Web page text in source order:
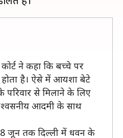
ने कहा कि बच्चे पर
है। ऐसे में आयशा बेटे
से मिलाने के लिए
आदमी के साथ
जून तक दिल्ली में धवन के